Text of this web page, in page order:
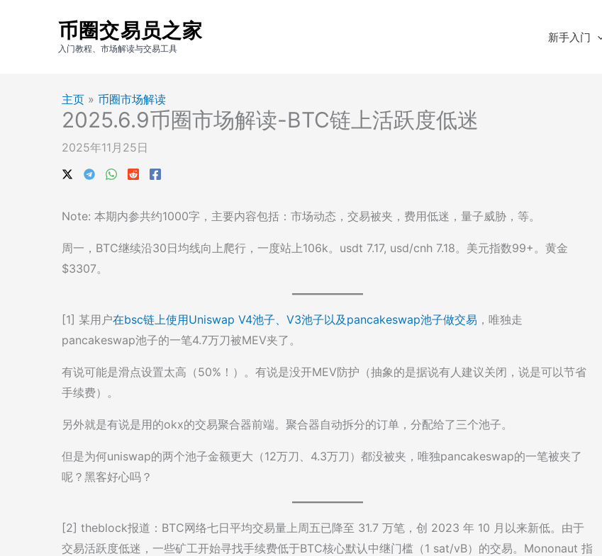
币圈交易员之家
入门教程、市场解读与交易工具
新手入门
主页 » 币圈市场解读
2025.6.9币圈市场解读-BTC链上活跃度低迷
2025年11月25日
Note: 本期内参共约1000字，主要内容包括：市场动态，交易被夹，费用低迷，量子威胁，等。
周一，BTC继续沿30日均线向上爬行，一度站上106k。usdt 7.17, usd/cnh 7.18。美元指数99+。黄金
$3307。
[1] 某用户在bsc链上使用Uniswap V4池子、V3池子以及pancakeswap池子做交易 ，唯独走
pancakeswap池子的一笔4.7万刀被MEV夹了。
有说可能是滑点设置太高（50%！）。有说是没开MEV防护（抽象的是据说有人建议关闭，说是可以节省
手续费）。
另外就是有说是用的okx的交易聚合器前端。聚合器自动拆分的订单，分配给了三个池子。
但是为何uniswap的两个池子金额更大（12万刀、4.3万刀）都没被夹，唯独pancakeswap的一笔被夹了
呢？黑客好心吗？
[2] theblock报道：BTC网络七日平均交易量上周五已降至 31.7 万笔，创 2023 年 10 月以来新低。由于
交易活跃度低迷，一些矿工开始寻找手续费低于BTC核心默认中继门槛（1 sat/vB）的交易。Mononaut 指